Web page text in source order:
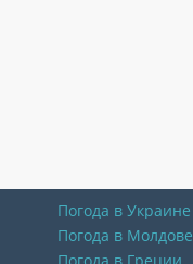
Погода в Украине
Погода в Молдове